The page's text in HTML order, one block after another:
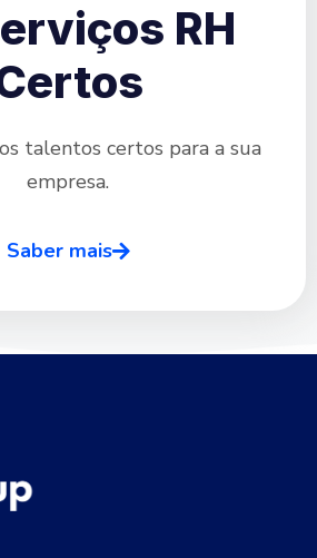
RH
talentos certos para a sua
empresa.
Saber mais